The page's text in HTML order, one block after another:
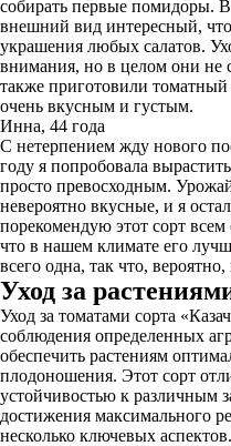
собирать первые помидоры.
внешний вид интересный, что
украшения любых салатов.
внимания, но в целом они не
также приготовили
очень вкусным и густым.
Инна, 44 года
С нетерпением жду нового
году я попробовала
просто превосходным.
невероятно вкусные, и я
порекомендую этот сорт
что в нашем климате его
всего одна, так что,
Уход за
Уход за томатами сорта
соблюдения определенных
обеспечить растениям
плодоношения. Этот сорт
устойчивостью к различным
достижения максимального
несколько ключевых аспектов.